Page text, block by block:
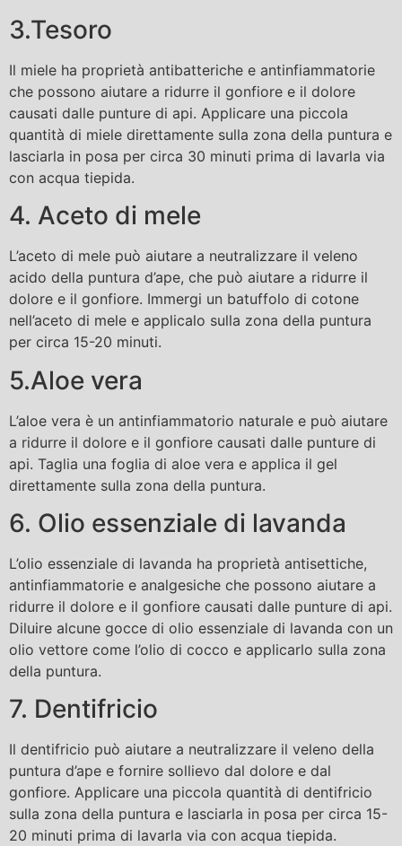
3.Tesoro
Il miele ha proprietà antibatteriche e antinfiammatorie
che possono aiutare a ridurre il gonfiore e il dolore
causati dalle punture di api. Applicare una piccola
quantità di miele direttamente sulla zona della puntura e
lasciarla in posa per circa 30 minuti prima di lavarla via
con acqua tiepida.
4. Aceto di mele
L’aceto di mele può aiutare a neutralizzare il veleno
acido della puntura d’ape, che può aiutare a ridurre il
dolore e il gonfiore. Immergi un batuffolo di cotone
nell’aceto di mele e applicalo sulla zona della puntura
per circa 15-20 minuti.
5.Aloe vera
L’aloe vera è un antinfiammatorio naturale e può aiutare
a ridurre il dolore e il gonfiore causati dalle punture di
api. Taglia una foglia di aloe vera e applica il gel
direttamente sulla zona della puntura.
6. Olio essenziale di lavanda
L’olio essenziale di lavanda ha proprietà antisettiche,
antinfiammatorie e analgesiche che possono aiutare a
ridurre il dolore e il gonfiore causati dalle punture di api.
Diluire alcune gocce di olio essenziale di lavanda con un
olio vettore come l’olio di cocco e applicarlo sulla zona
della puntura.
7. Dentifricio
Il dentifricio può aiutare a neutralizzare il veleno della
puntura d’ape e fornire sollievo dal dolore e dal
gonfiore. Applicare una piccola quantità di dentifricio
sulla zona della puntura e lasciarla in posa per circa 15-
20 minuti prima di lavarla via con acqua tiepida.